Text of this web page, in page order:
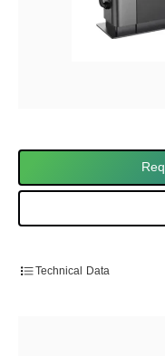
Technical Data